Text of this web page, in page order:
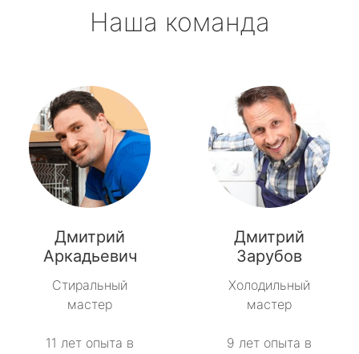
Наша команда
Дмитрий
Аркадьевич
Стиральный
мастер
11 лет опыта в
Дмитрий
Зарубов
Холодильный
мастер
9 лет опыта в